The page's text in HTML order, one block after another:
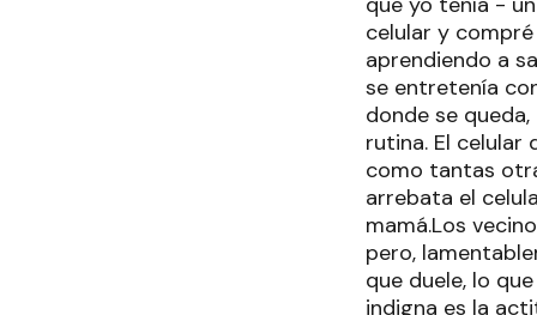
celular y
aprendiendo a
se entretenía
donde se
rutina. El celular
como tantas
arrebata el
mamá.Los
pero,
que duele, lo
indigna es la